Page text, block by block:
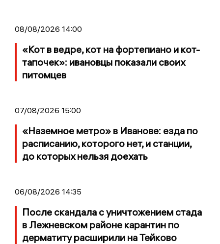
08/08/2026 14:00
«Кот в ведре, кот на фортепиано и кот-
тапочек»: ивановцы показали своих
питомцев
07/08/2026 15:00
«Наземное метро» в Иванове: езда по
расписанию, которого нет, и станции,
до которых нельзя доехать
06/08/2026 14:35
После скандала с уничтожением стада
в Лежневском районе карантин по
дерматиту расширили на Тейково